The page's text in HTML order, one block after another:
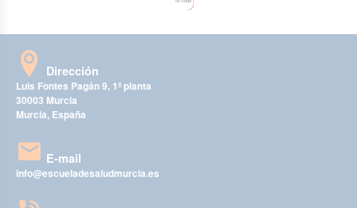
Dirección
Luis Fontes Pagán 9, 1ª planta
30003 Murcia
Murcia, España
E-mail
info@escueladesaludmurcia.es